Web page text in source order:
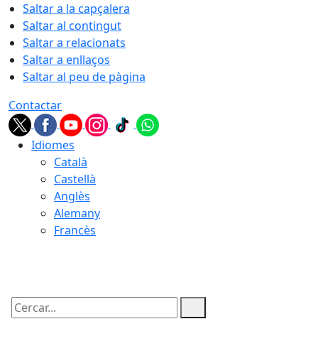
Saltar a la capçalera
Saltar al contingut
Saltar a relacionats
Saltar a enllaços
Saltar al peu de pàgina
Contactar
Idiomes
Català
Castellà
Anglès
Alemany
Francès
Cercar: